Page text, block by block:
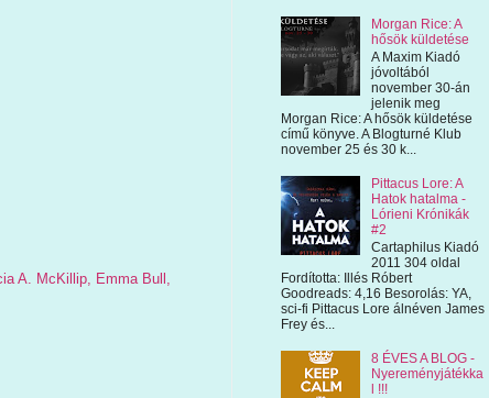
A. McKillip, Emma Bull,
Morgan Rice: A
hősök küldetése
A Maxim Kiadó
jóvoltából
november 30-án
jelenik meg
Morgan Rice: A hősök küldetése
című könyve. A Blogturné Klub
november 25 és 30 k...
Pittacus Lore: A
Hatok hatalma -
Lórieni Krónikák
#2
Cartaphilus Kiadó
2011 304 oldal
Fordította: Illés Róbert
Goodreads: 4,16 Besorolás: YA,
sci-fi Pittacus Lore álnéven James
Frey és...
8 ÉVES A BLOG -
Nyereményjátékka
l !!!